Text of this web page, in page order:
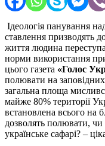
Ідеологія панування
ставлення призводять
життя людина
норми використання
цього газета «Голос
полювати на
загальна площа
майже 80% території
встановлена всього на
дозволять полювати, чи
українське сафарі? –